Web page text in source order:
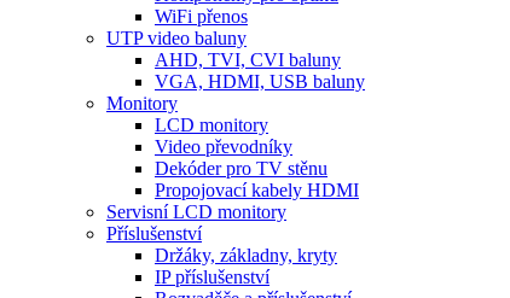
WiFi přenos
UTP video baluny
AHD, TVI, CVI baluny
VGA, HDMI, USB baluny
Monitory
LCD monitory
Video převodníky
Dekóder pro TV stěnu
Propojovací kabely HDMI
Servisní LCD monitory
Příslušenství
Držáky, základny, kryty
IP příslušenství